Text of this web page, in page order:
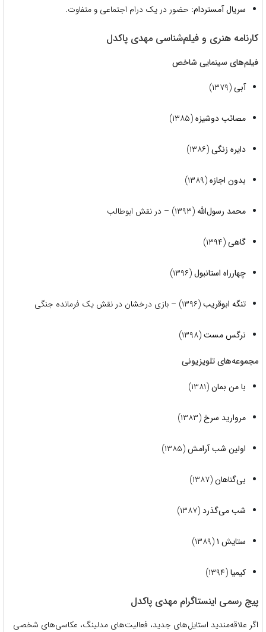
سریال آمستردام: حضور در یک درام اجتماعی و متفاوت.
کارنامه هنری و فیلم‌شناسی مهدی پاکدل
فیلم‌های سینمایی شاخص
آبی(۱۳۷۹)
مصائب دوشیزه(۱۳۸۵)
دایره زنگی(۱۳۸۶)
بدون اجازه(۱۳۸۹)
محمد رسول‌الله (۱۳۹۳) – در نقش ابوطالب
گاهی(۱۳۹۴)
چهارراه استانبول(۱۳۹۶)
تنگه ابوقریب(۱۳۹۶) – بازی درخشان در نقش یک فرمانده جنگی
نرگس مست(۱۳۹۸)
مجموعه‌های تلویزیونی
با من بمان(۱۳۸۱)
مروارید سرخ(۱۳۸۳)
اولین شب آرامش(۱۳۸۵)
بی‌گناهان(۱۳۸۷)
شب می‌گذرد(۱۳۸۷)
ستایش ۱ (۱۳۸۹)
کیمیا(۱۳۹۴)
پیج رسمی اینستاگرام مهدی پاکدل
اگر علاقه‌مندید استایل‌های جدید، فعالیت‌های مدلینگ، عکاسی‌های شخصی